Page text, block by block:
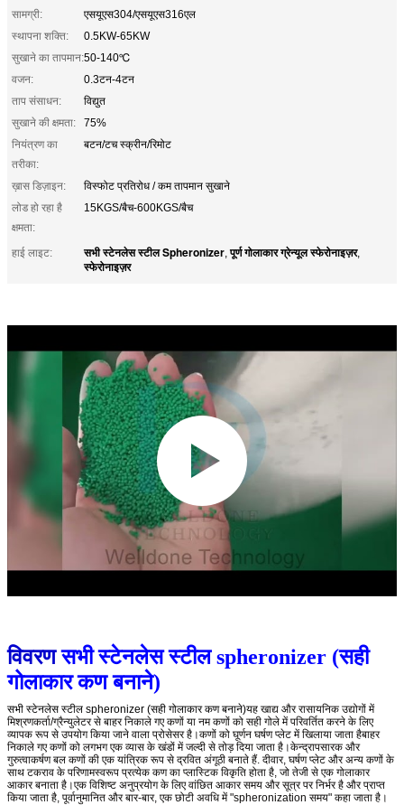
सामग्री:
एसयूएस304/एसयूएस316एल
स्थापना शक्ति:
0.5KW-65KW
सुखाने का तापमान:50-140℃
वजन:
0.3टन-4टन
ताप संसाधन:
विद्युत
सुखाने की क्षमता:
75%
नियंत्रण का
तरीका:
बटन/टच स्क्रीन/रिमोट
ख़ास डिज़ाइन:
विस्फोट प्रतिरोध / कम तापमान सुखाने
लोड हो रहा है
क्षमता:
15KGS/बैच-600KGS/बैच
हाई लाइट: सभी स्टेनलेस स्टील Spheronizer,पूर्ण गोलाकार ग्रेन्यूल स्फेरोनाइज़र,
स्फेरोनाइज़र
विवरण सभी स्टेनलेस स्टील spheronizer (सही
गोलाकार कण बनाने)
सभी स्टेनलेस स्टील spheronizer (सही गोलाकार कण बनाने)यह खाद्य और रासायनिक उद्योगों में
मिश्रणकर्ता/ग्रैन्युलेटर से बाहर निकाले गए कणों या नम कणों को सही गोले में परिवर्तित करने के लिए
व्यापक रूप से उपयोग किया जाने वाला प्रोसेसर है।कणों को घूर्णन घर्षण प्लेट में खिलाया जाता हैबाहर
निकाले गए कणों को लगभग एक व्यास के खंडों में जल्दी से तोड़ दिया जाता है।केन्द्रापसारक और
गुरुत्वाकर्षण बल कणों की एक यांत्रिक रूप से द्रवित अंगूठी बनाते हैं. दीवार, घर्षण प्लेट और अन्य कणों के
साथ टकराव के परिणामस्वरूप प्रत्येक कण का प्लास्टिक विकृति होता है, जो तेजी से एक गोलाकार
आकार बनाता है।एक विशिष्ट अनुप्रयोग के लिए वांछित आकार समय और सूत्र पर निर्भर है और प्राप्त
किया जाता है, पूर्वानुमानित और बार-बार, एक छोटी अवधि में "spheronization समय" कहा जाता है।